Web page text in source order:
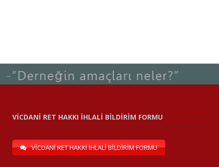
VİCDANİ RET HAKKI İHLALİ BİLDİRİM FORMU
VİCDANİ RET HAKKI İHLALİ BİLDİRİM FORMU